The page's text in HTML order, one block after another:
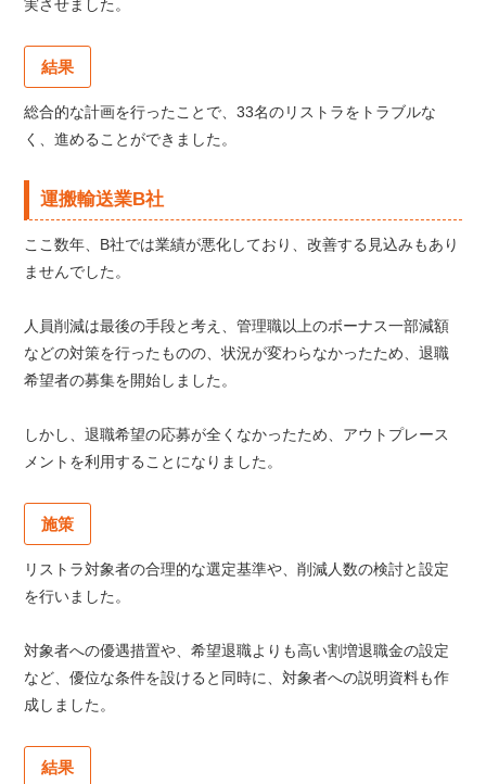
実させました。
結果
総合的な計画を行ったことで、33名のリストラをトラブルな
く、進めることができました。
運搬輸送業B社
ここ数年、B社では業績が悪化しており、改善する見込みもあり
ませんでした。
人員削減は最後の手段と考え、管理職以上のボーナス一部減額
などの対策を行ったものの、状況が変わらなかったため、退職
希望者の募集を開始しました。
しかし、退職希望の応募が全くなかったため、アウトプレース
メントを利用することになりました。
施策
リストラ対象者の合理的な選定基準や、削減人数の検討と設定
を行いました。
対象者への優遇措置や、希望退職よりも高い割増退職金の設定
など、優位な条件を設けると同時に、対象者への説明資料も作
成しました。
結果